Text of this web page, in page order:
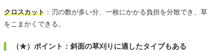
クロスカット ：刃の数が多い分、一枚にかかる負担を分散でき、草
をこまかくできる。
（★）ポイント：斜面の草刈りに適したタイプもある